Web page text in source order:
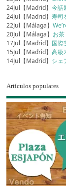
24Jul【Madrid】今話
24Jul【Madrid】寿司
22Jul【Málaga】
20Jul【Málaga】 お
17Jul【Madrid】 国際
15Jul【Madrid】高級
14Jul【Madrid】 シェ
Artículos populares